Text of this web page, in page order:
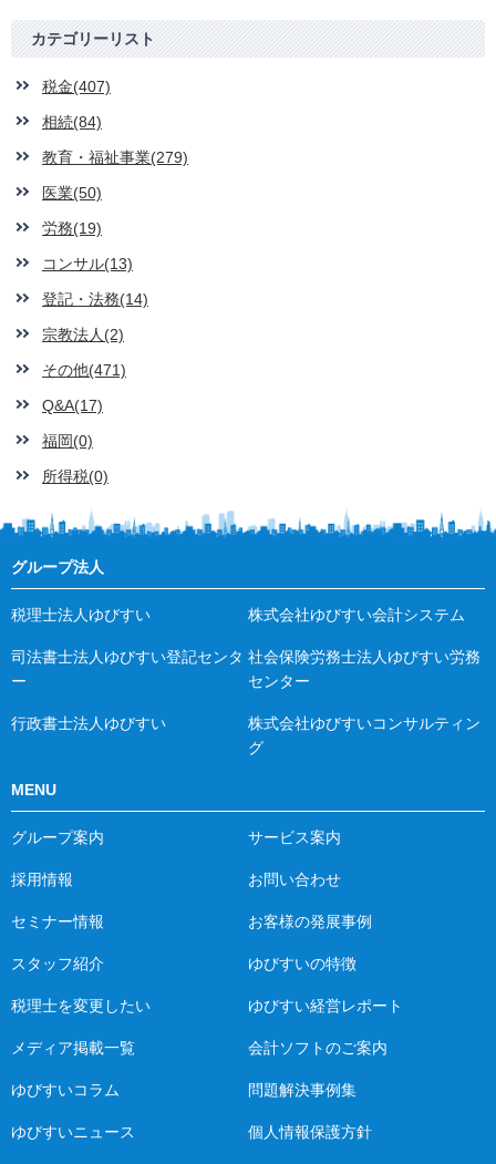
カテゴリーリスト
税金(407)
相続(84)
教育・福祉事業(279)
医業(50)
労務(19)
コンサル(13)
登記・法務(14)
宗教法人(2)
その他(471)
Q&A(17)
福岡(0)
所得税(0)
グループ法人
税理士法人ゆびすい 株式会社ゆびすい会計システム
司法書士法人ゆびすい登記センタ
ー
社会保険労務士法人ゆびすい労務
センター
行政書士法人ゆびすい
株式会社ゆびすいコンサルティン
グ
MENU
グループ案内 サービス案内
採用情報 お問い合わせ
セミナー情報 お客様の発展事例
スタッフ紹介 ゆびすいの特徴
税理士を変更したい ゆびすい経営レポート
メディア掲載一覧 会計ソフトのご案内
ゆびすいコラム 問題解決事例集
ゆびすいニュース 個人情報保護方針